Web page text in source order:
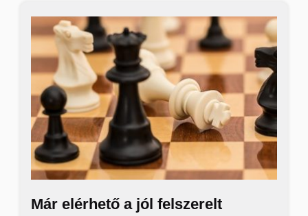
Már elérhető a jól felszerelt